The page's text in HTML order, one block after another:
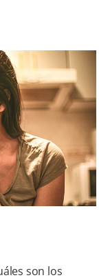
PROMOCIONES
NI (ES)
SUSCRÍBASE
son los